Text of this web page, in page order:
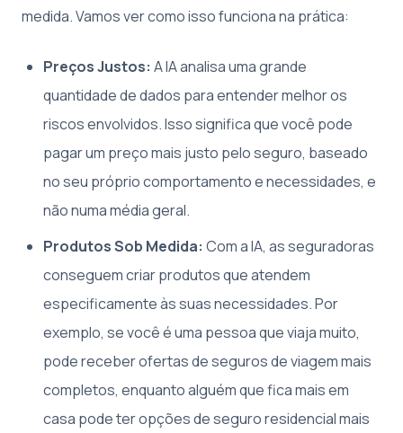
medida. Vamos ver como isso funciona na prática:
Preços Justos: A IA analisa uma grande
quantidade de dados para entender melhor os
riscos envolvidos. Isso significa que você pode
pagar um preço mais justo pelo seguro, baseado
no seu próprio comportamento e necessidades, e
não numa média geral.
Produtos Sob Medida: Com a IA, as seguradoras
conseguem criar produtos que atendem
especificamente às suas necessidades. Por
exemplo, se você é uma pessoa que viaja muito,
pode receber ofertas de seguros de viagem mais
completos, enquanto alguém que fica mais em
casa pode ter opções de seguro residencial mais